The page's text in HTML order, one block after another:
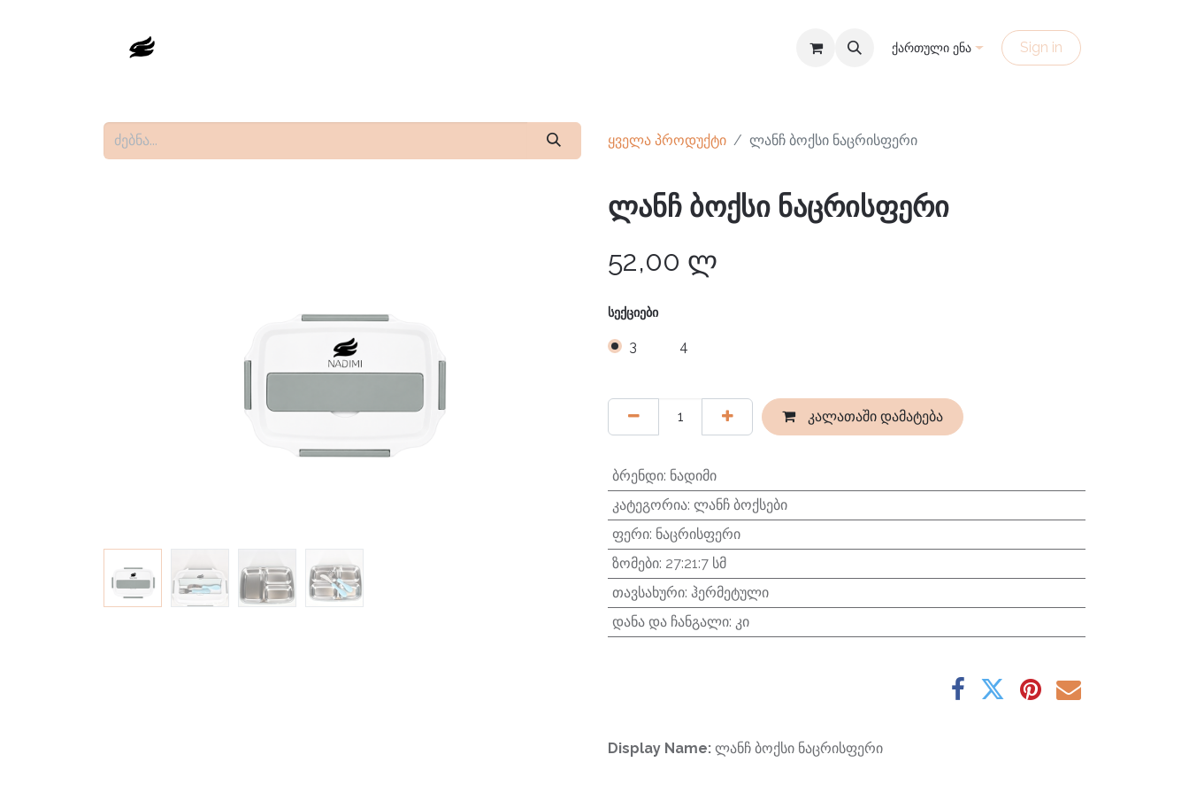
ქართული ენა Sign in
ყველა პროდუქტი ლანჩ ბოქსი ნაცრისფერი
ლანჩ ბოქსი ნაცრისფერი
52,00 ლ
ᲡᲔᲥᲪᲘᲔᲑᲘ
3 4
კალათაში დამატება
ბრენდი: ნადიმი
კატეგორია: ლანჩ ბოქსები
ფერი: ნაცრისფერი
ზომები: 27:21:7 სმ
თავსახური: ჰერმეტული
დანა და ჩანგალი: კი
Display Name: ლანჩ ბოქსი ნაცრისფერი